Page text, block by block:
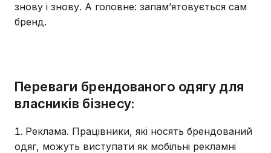
знову і знову. А головне: запам’ятовується сам
бренд.
Переваги брендованого одягу для
власників бізнесу:
Реклама. Працівники, які носять брендований
одяг, можуть виступати як мобільні рекламні